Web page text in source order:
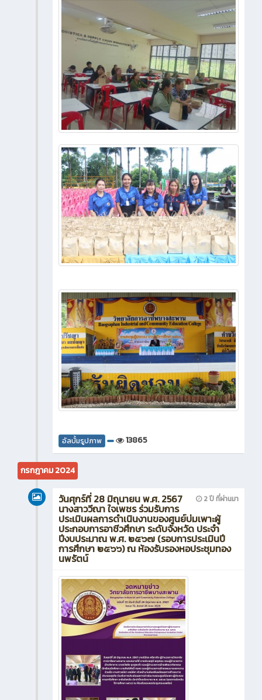
อัลบั้มรูปภาพ 13865
กรกฎาคม 2024
2 ปี ที่ผ่านมา
วันศุกร์ที่ 28 มิถุนายน พ.ศ. 2567
นางสาววีณา ใจเพชร ร่วมรับการ
ประเมินผลการดำเนินงานของศูนย์บ่มเพาะผู้
ประกอบการอาชีวศึกษา ระดับจังหวัด ประจำ
ปีงบประมาณ พ.ศ. ๒๕๖๗ (รอบการประเมินปี
การศึกษา ๒๕๖๖) ณ ห้องรับรองหอประชุมทอง
นพรัตน์